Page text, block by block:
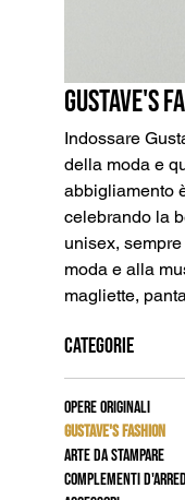
Gustave's
Indossare
della moda e
abbigliamento
celebrando la
unisex,
moda e alla
magliette,
CATEGORIE
Opere originali
Gustave's fashion
Arte da stampare
Complementi